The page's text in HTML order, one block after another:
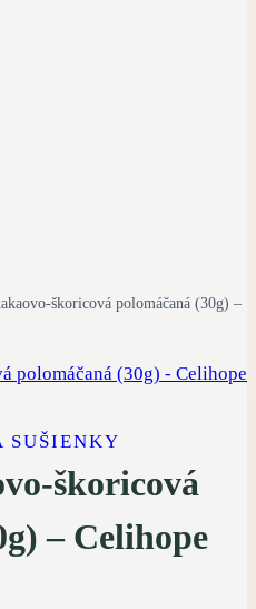
škoricová polomáčaná (30g) –
SUŠIENKY
škoricová
– Celihope